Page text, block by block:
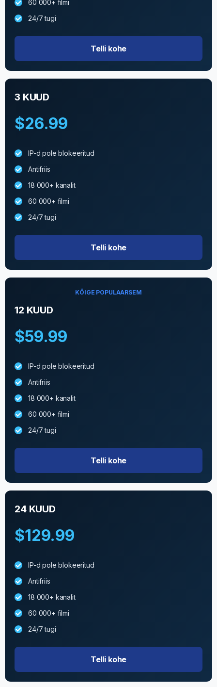
60 000+ filmi
24/7 tugi
Telli kohe
3 KUUD
$26.99
IP-d pole blokeeritud
Antifriis
18 000+ kanalit
60 000+ filmi
24/7 tugi
Telli kohe
KÕIGE POPULAARSEM
12 KUUD
$59.99
IP-d pole blokeeritud
Antifriis
18 000+ kanalit
60 000+ filmi
24/7 tugi
Telli kohe
24 KUUD
$129.99
IP-d pole blokeeritud
Antifriis
18 000+ kanalit
60 000+ filmi
24/7 tugi
Telli kohe